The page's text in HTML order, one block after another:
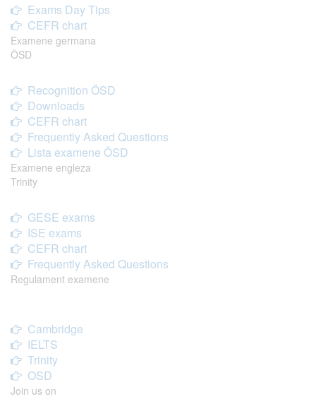
Exams Day Tips
CEFR chart
Examene germana
ÖSD
Recognition ÖSD
Downloads
CEFR chart
Frequently Asked Questions
Lista examene ÖSD
Examene engleza
Trinity
GESE exams
ISE exams
CEFR chart
Frequently Asked Questions
Regulament examene
Cambridge
IELTS
Trinity
OSD
Join us on